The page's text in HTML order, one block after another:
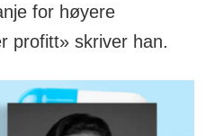
for høyere
profitt» skriver han.